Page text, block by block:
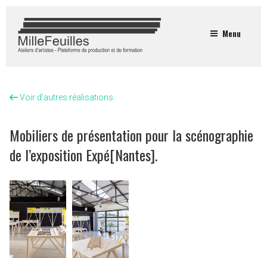
Menu
Voir d'autres réalisations
Mobiliers de présentation pour la scénographie
de l’exposition Expé[Nantes].